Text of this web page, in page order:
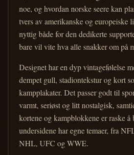
noe, og hvordan norske seere kan
tvers av amerikanske og europeiske
nyttig både for den dedikerte
bare vil vite hva alle snakker om på
Designet har en dyp vintagefølelse
dempet gull, stadiontekstur og kort
kampplakater. Det passer godt til
varmt, seriøst og litt nostalgisk,
kortene og kampblokkene er raske
undersidene har egne temaer, fra
NHL, UFC og WWE.